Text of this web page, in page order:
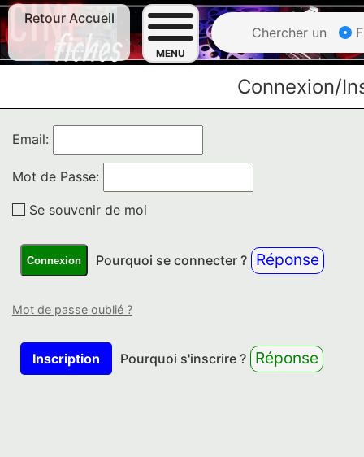
Retour Accueil
MENU
Chercher un
Connexion/
Email:
Mot de Passe:
Se souvenir de moi
Connexion Pourquoi se connecter ? Réponse
Mot de passe oublié ?
Inscription Pourquoi s'inscrire ? Réponse